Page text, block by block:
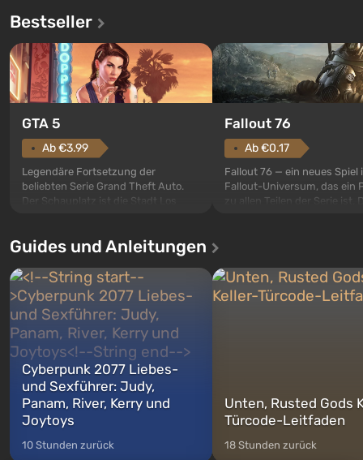
Bestseller
GTA 5
Ab €3.99
Legendäre Fortsetzung der
beliebten Serie Grand Theft Auto.
Der Schauplatz ist die Stadt Los
ersten Mal erzählt das Spiel die
Geschichte von drei Charakteren:
Michael, Trevor und Franklin,
zwischen denen Sie jederzeit
wechse...
Fallout 76
Ab €0.17
Fallout 76 — ein neues Spiel
Fallout-Universum, das ein
zu allen Teilen der Serie ist.
nach dem Abwurf von
auf Amerika geöffnet wird.
Guides und Anleitungen
Cyberpunk 2077 Liebes-
und Sexführer: Judy,
Panam, River, Kerry und
Joytoys
10 Stunden zurück
Unten, Rusted Gods
Türcode-Leitfaden
18 Stunden zurück